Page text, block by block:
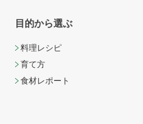
目的から選ぶ
料理レシピ
育て方
食材レポート